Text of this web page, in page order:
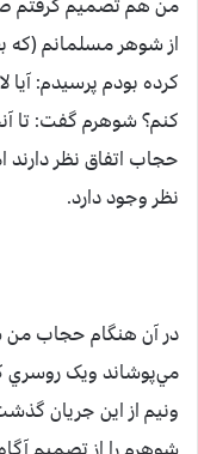
من هم تصميم گرفتم
از شوهر مسلمانم (که
کرده بودم پرسيدم:
کنم؟ شوهرم گفت: تا
حجاب اتفاق نظر دارند
نظر وجود دارد.
در آن هنگام حجاب من
مي‌پوشاند ويک روسري
ونيم از اين جريان